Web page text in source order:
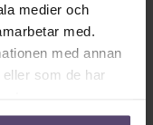
medier och
med.
med annan
som de har
på något
om
till
på att det